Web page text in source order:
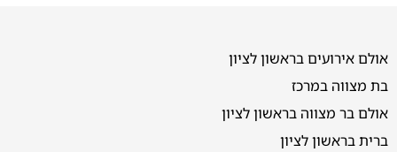
אולם אירועים בראשון לציון
בת מצווה במרכז
אולם בר מצווה בראשון לציון
ברית בראשון לציון